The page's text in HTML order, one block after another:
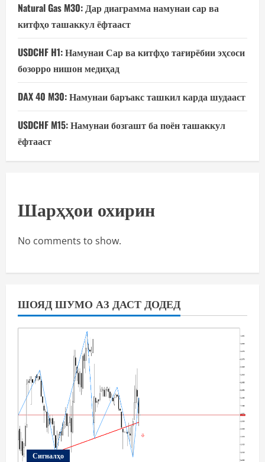
Natural Gas M30: Дар диаграмма намунаи сар ва
китфҳо ташаккул ёфтааст
USDCHF H1: Намунаи Сар ва китфҳо тағирёбии эҳсоси
бозорро нишон медиҳад
DAX 40 M30: Намунаи баръакс ташкил карда шудааст
USDCHF M15: Намунаи бозгашт ба поён ташаккул
ёфтааст
Шарҳҳои охирин
No comments to show.
ШОЯД ШУМО АЗ ДАСТ ДОДЕД
Сигналҳо